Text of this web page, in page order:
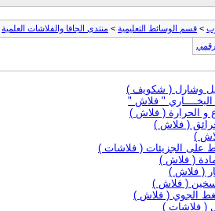
> قسم الوسائط التعليمية > منتدى الجافا والفلاشات العلمية
وشارل ( شكويف )
البخــــاري " فلاش "
و الحرارة ( فلاش )
( فلاش )
)
على الجزيئات ( فلاشات )
( فلاش )
( فلاش )
( فلاش )
الجوي ( فلاش )
( فلاشات )